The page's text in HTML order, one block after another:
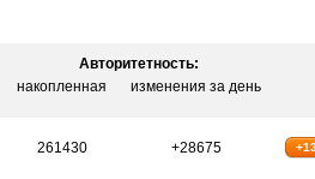
Авторитетность:
накопленная изменения за день
261430 +28675